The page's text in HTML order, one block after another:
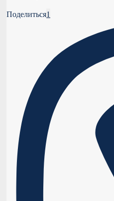
Поделиться1